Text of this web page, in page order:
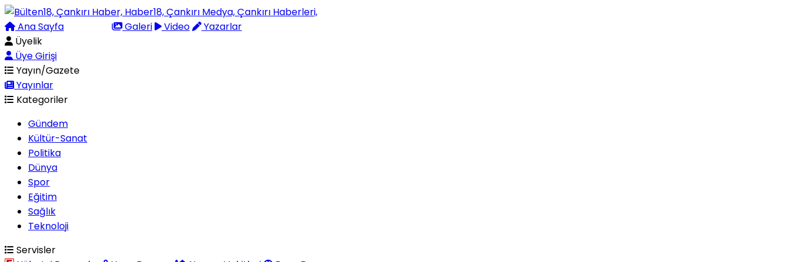
Ana Sayfa Galeri Video
Yazarlar
Üyelik
Üye Girişi
Yayın/Gazete
Yayınlar
Kategoriler
Gündem
Kültür-Sanat
Politika
Dünya
Spor
Eğitim
Sağlık
Teknoloji
Servisler